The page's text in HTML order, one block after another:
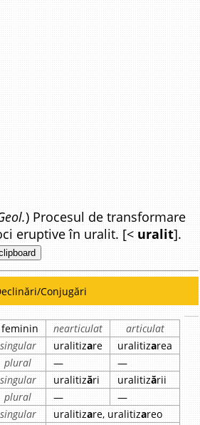
) Procesul de transformare
eruptive în uralit. [< uralit].
Conjugări
nearticulat
articulat
singular uralitizare uralitizarea
plural
—
—
singular uralitizări uralitizării
plural
—
—
singular uralitizare, uralitizareo